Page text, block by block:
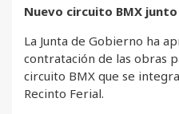
Nuevo circuito BMX
La Junta de Gobierno ha
contratación de las obras
circuito BMX que se
Recinto Ferial.